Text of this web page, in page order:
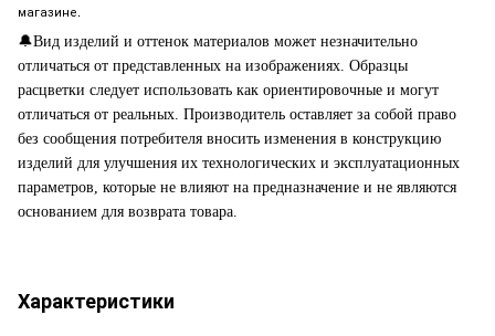
магазине.
🔔Вид изделий и оттенок материалов может незначительно
отличаться от представленных на изображениях. Образцы
расцветки следует использовать как ориентировочные и могут
отличаться от реальных. Производитель оставляет за собой право
без сообщения потребителя вносить изменения в конструкцию
изделий для улучшения их технологических и эксплуатационных
параметров, которые не влияют на предназначение и не являются
основанием для возврата товара.
Характеристики